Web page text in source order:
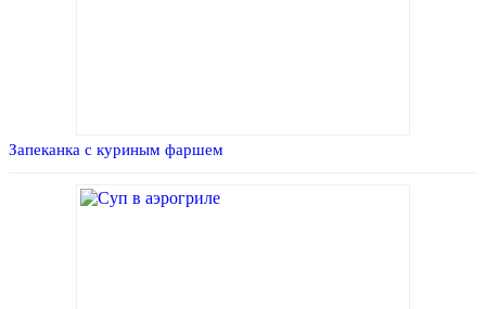
Запеканка с куриным фаршем